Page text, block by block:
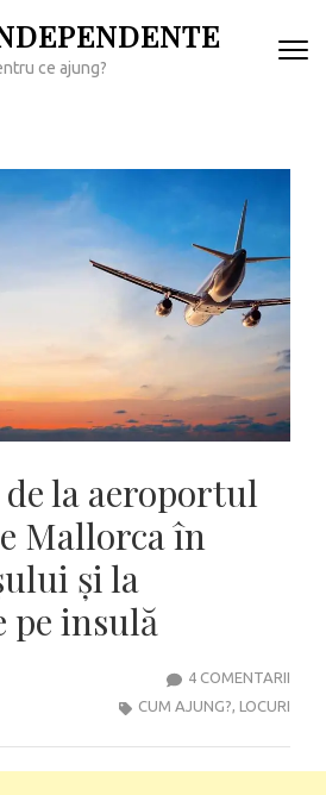
ce ajung?
la aeroportul
Mallorca în
și la
pe insulă
4 COMENTARII
CUM AJUNG?, LOCURI